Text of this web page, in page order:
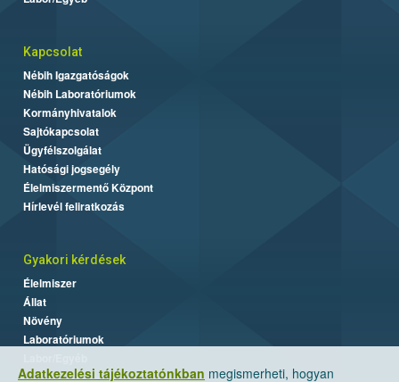
Adatkezelési tájékoztatónkban megismerheti, hogyan
Kapcsolat
Nébih Igazgatóságok
Nébih Laboratóriumok
Kormányhivatalok
Sajtókapcsolat
Ügyfélszolgálat
Hatósági jogsegély
Élelmiszermentő Központ
Hírlevél feliratkozás
Gyakori kérdések
Élelmiszer
Állat
Növény
Laboratóriumok